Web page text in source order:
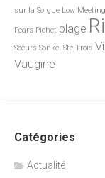
sur la Sorgue Low Meeting
Pears Pichet plage
Soeurs Sonkei Ste Trois
Vaugine
Catégories
Actualité